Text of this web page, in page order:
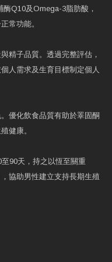
Q10及Omega-3脂肪酸，
常功能。
精子品質。透過完整評估，
人需求及生育目標制定個人
優化飲食品質有助於睪固酮
健康。
90天，持之以恆至關重
協助男性建立支持長期生殖